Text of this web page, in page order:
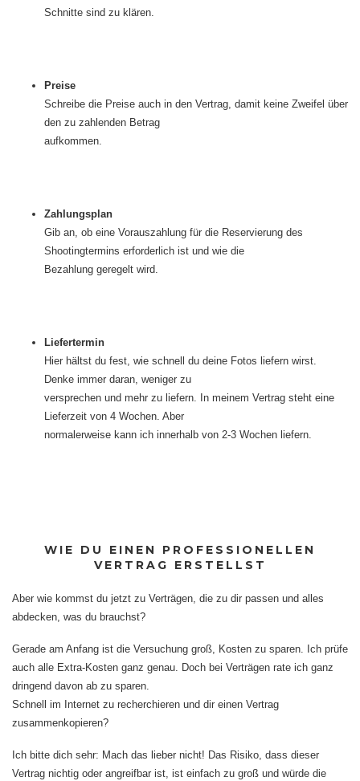
Schnitte sind zu klären.
Preise
Schreibe die Preise auch in den Vertrag, damit keine Zweifel über
den zu zahlenden Betrag
aufkommen.
Zahlungsplan
Gib an, ob eine Vorauszahlung für die Reservierung des
Shootingtermins erforderlich ist und wie die
Bezahlung geregelt wird.
Liefertermin
Hier hältst du fest, wie schnell du deine Fotos liefern wirst.
Denke immer daran, weniger zu
versprechen und mehr zu liefern. In meinem Vertrag steht eine
Lieferzeit von 4 Wochen. Aber
normalerweise kann ich innerhalb von 2-3 Wochen liefern.
WIE DU EINEN PROFESSIONELLEN
VERTRAG ERSTELLST
Aber wie kommst du jetzt zu Verträgen, die zu dir passen und alles
abdecken, was du brauchst?
Gerade am Anfang ist die Versuchung groß, Kosten zu sparen. Ich prüfe
auch alle Extra-Kosten ganz genau. Doch bei Verträgen rate ich ganz
dringend davon ab zu sparen.
Schnell im Internet zu recherchieren und dir einen Vertrag
zusammenkopieren?
Ich bitte dich sehr: Mach das lieber nicht! Das Risiko, dass dieser
Vertrag nichtig oder angreifbar ist, ist einfach zu groß und würde die